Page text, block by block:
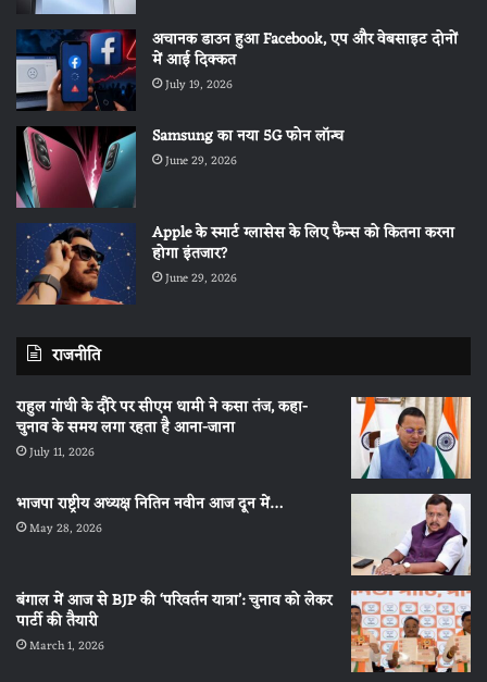
अचानक डाउन हुआ Facebook, एप और वेबसाइट दोनों
में आई दिक्कत
July 19, 2026
Samsung का नया 5G फोन लॉन्च
June 29, 2026
Apple के स्मार्ट ग्लासेस के लिए फैन्स को कितना करना
होगा इंतजार?
June 29, 2026
राजनीति
राहुल गांधी के दौरे पर सीएम धामी ने कसा तंज, कहा-
चुनाव के समय लगा रहता है आना-जाना
July 11, 2026
भाजपा राष्ट्रीय अध्यक्ष नितिन नवीन आज दून में…
May 28, 2026
बंगाल में आज से BJP की ‘परिवर्तन यात्रा’: चुनाव को लेकर
पार्टी की तैयारी
March 1, 2026